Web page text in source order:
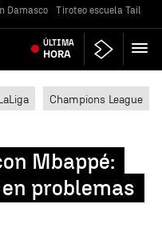
Damasco Tiroteo escuela
ÚLTIMA
HORA
Champions League
Mbappé:
problemas